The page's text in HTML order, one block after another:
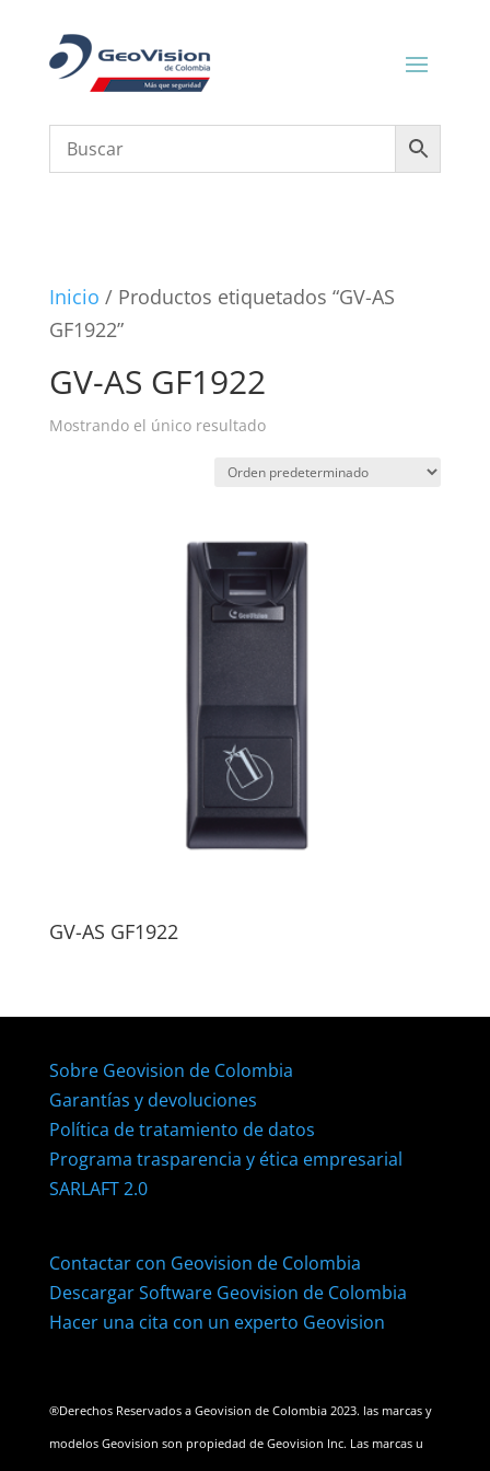
Inicio / Productos etiquetados “GV-AS
GF1922”
GV-AS GF1922
Mostrando el único resultado
GV-AS GF1922
Sobre Geovision de Colombia
Garantías y devoluciones
Política de tratamiento de datos
Programa trasparencia y ética empresarial
SARLAFT 2.0
Contactar con Geovision de Colombia
Descargar Software Geovision de Colombia
Hacer una cita con un experto Geovision
®Derechos Reservados a Geovision de Colombia 2023. las marcas y
modelos Geovision son propiedad de Geovision Inc. Las marcas u